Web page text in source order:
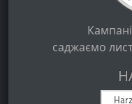
саджаємо